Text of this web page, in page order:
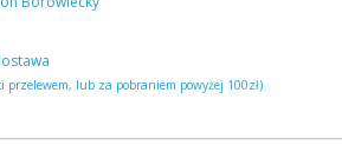
przelewem, lub za pobraniem powyżej 100zł)